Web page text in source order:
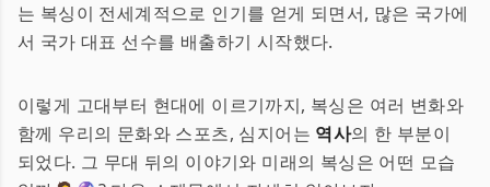
는 복싱이 전세계적으로 인기를 얻게 되면서, 많은 국가에
서 국가 대표 선수를 배출하기 시작했다.
이렇게 고대부터 현대에 이르기까지, 복싱은 여러 변화와
함께 우리의 문화와 스포츠, 심지어는 역사의 한 부분이
되었다. 그 무대 뒤의 이야기와 미래의 복싱은 어떤 모습